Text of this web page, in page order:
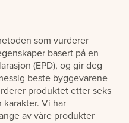
som vurderer
basert på en
(EPD), og gir deg
beste byggevarene
produktet etter seks
Vi har
av våre produkter